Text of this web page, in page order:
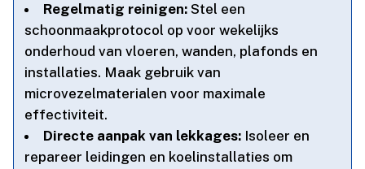
Regelmatig reinigen: Stel een
schoonmaakprotocol op voor wekelijks
onderhoud van vloeren, wanden, plafonds en
installaties.​ Maak gebruik van
microvezelmaterialen voor maximale
effectiviteit.​
Directe aanpak van lekkages: Isoleer en
repareer leidingen en koelinstallaties om